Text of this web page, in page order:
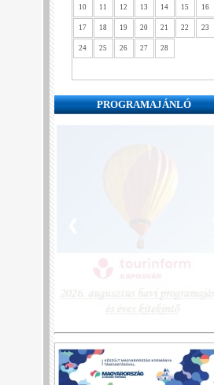
10 11 12 13 14 15 16
17 18 19 20 21 22 23
24 25 26 27 28
PROGRAMAJÁNLÓ